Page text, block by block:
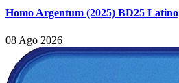
Homo Argentum (2025) BD25 Latino
08 Ago 2026